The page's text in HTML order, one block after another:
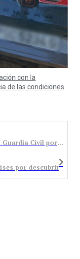
con la
de las condiciones
La ARMH presenta una denuncia ante la Guardia Civil por la aparición de restos humanos con signos de violencia en un enterramiento ilegal
por descubrir